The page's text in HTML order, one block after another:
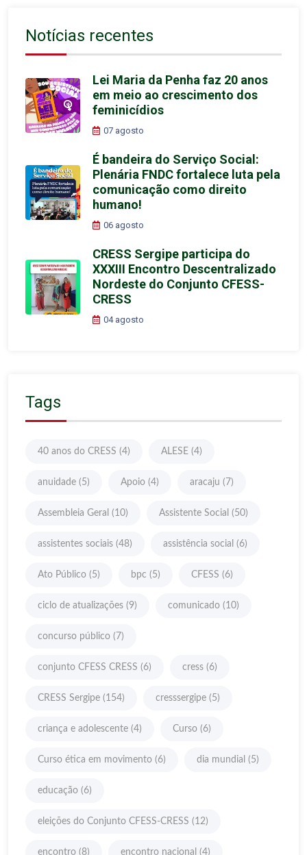
Notícias recentes
Lei Maria da Penha faz 20 anos
em meio ao crescimento dos
feminicídios
07 agosto
É bandeira do Serviço Social:
Plenária FNDC fortalece luta pela
comunicação como direito
humano!
06 agosto
CRESS Sergipe participa do
XXXIII Encontro Descentralizado
Nordeste do Conjunto CFESS-
CRESS
04 agosto
Tags
40 anos do CRESS (4) ALESE (4)
anuidade (5) Apoio (4) aracaju (7)
Assembleia Geral (10) Assistente Social (50)
assistentes sociais (48) assistência social (6)
Ato Público (5) bpc (5) CFESS (6)
ciclo de atualizações (9) comunicado (10)
concurso público (7)
conjunto CFESS CRESS (6) cress (6)
CRESS Sergipe (154) cresssergipe (5)
criança e adolescente (4) Curso (6)
Curso ética em movimento (6) dia mundial (5)
educação (6)
eleições do Conjunto CFESS-CRESS (12)
encontro (8) encontro nacional (4)